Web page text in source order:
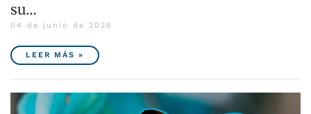
su…
04 de junio de 2026
LEER MÁS »